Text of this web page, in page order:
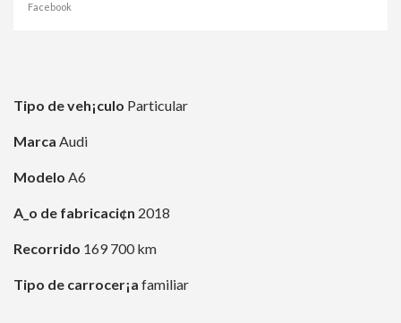
Facebook
Tipo de veh¡culo Particular
Marca Audi
Modelo A6
A_o de fabricaci¢n 2018
Recorrido 169 700 km
Tipo de carrocer¡a familiar